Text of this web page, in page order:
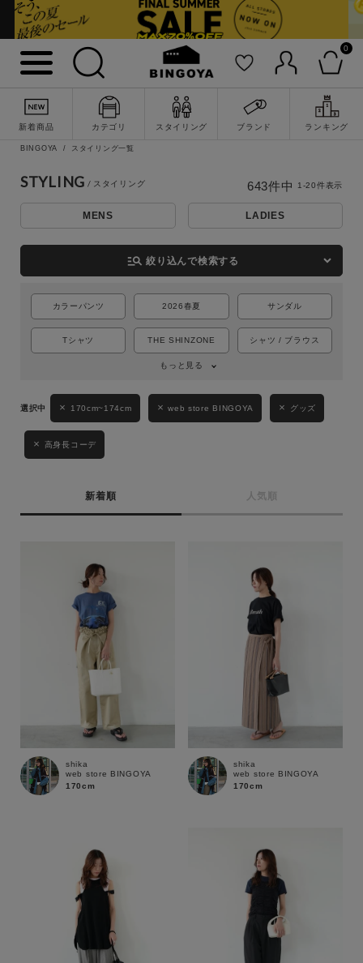
0
新着商品 カテゴリ スタイリング ブランド ランキング
詳細検索
BINGOYA スタイリング一覧
STYLING
MENS LADIES
manage_search 絞り込んで検索する
カラーパンツ 2026春夏 サンダル
Tシャツ THE SHINZONE シャツ / ブラウス
もっと見る
170cm~174cm web store BINGOYA グッズ
高身長コーデ
新着順 人気順
643件中 1-20件表示
shika
web store BINGOYA
170cm
shika
web store BINGOYA
170cm